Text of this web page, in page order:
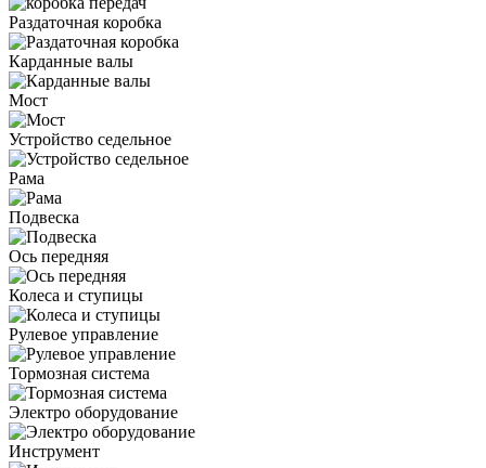
Раздаточная коробка
Карданные валы
Мост
Устройство седельное
Рама
Подвеска
Ось передняя
Колеса и ступицы
Рулевое управление
Тормозная система
Электро оборудование
Инструмент